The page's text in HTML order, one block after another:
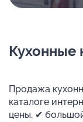
Кухонные
Продажа
каталоге
цены, ✔